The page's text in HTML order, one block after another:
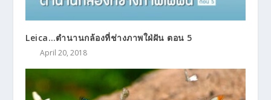
Leica…ตำนานกล้องที่ช่างภาพใฝ่ฝัน ตอน 5
April 20, 2018